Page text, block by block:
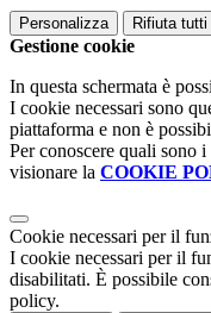
Personalizza Rifiuta tutti
Gestione cookie
In questa schermata è
I cookie necessari sono
piattaforma e non è
Per conoscere quali sono
visionare la COOKIE
Cookie necessari per il
I cookie necessari per il
disabilitati. È possibile
policy.